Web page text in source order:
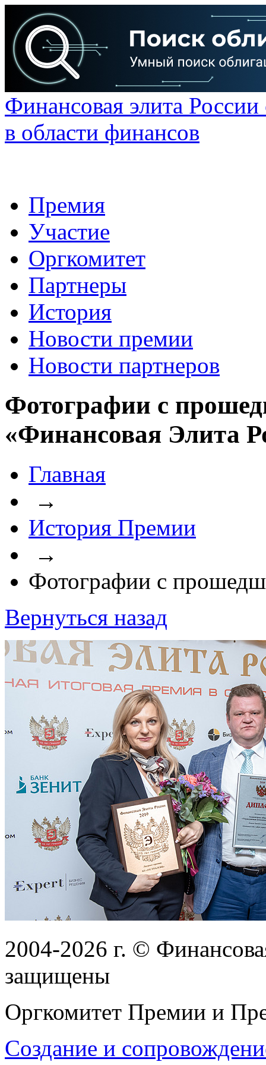
Финансовая элита
в области финансов
Премия
Участие
Оргкомитет
Партнеры
История
Новости премии
Новости партнеров
Фотографии с
«Финансовая Элита
Главная
→
История Премии
→
Фотографии с
Вернуться назад
2004-2026 г. ©
защищены
Оргкомитет Премии и
Создание и